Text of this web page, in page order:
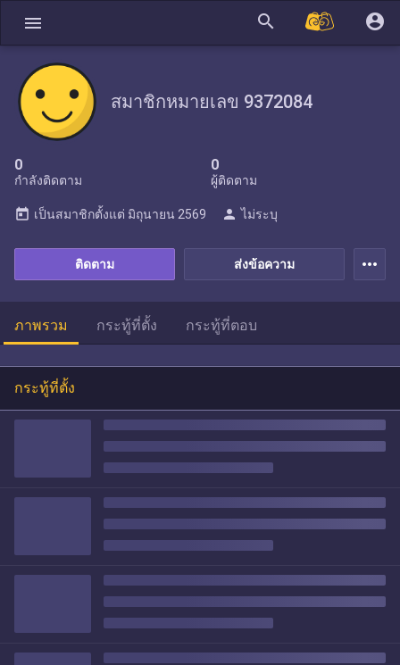
menu search account_circle
สมาชิกหมายเลข 9372084
0
กำลังติดตาม
0
ผู้ติดตาม
ส่งข้อความ
ติดตาม
today เป็นสมาชิกตั้งแต่ มิถุนายน 2569 person ไม่ระบุ
more_horiz
ภาพรวม กระทู้ที่ตั้ง กระทู้ที่ตอบ
กระทู้ที่ตั้ง